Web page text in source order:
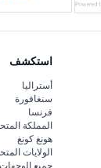
استكشف
أستراليا
سنغافورة
فرنسا
المملكة
هونغ كونغ
الولايات
جميع الوجهات